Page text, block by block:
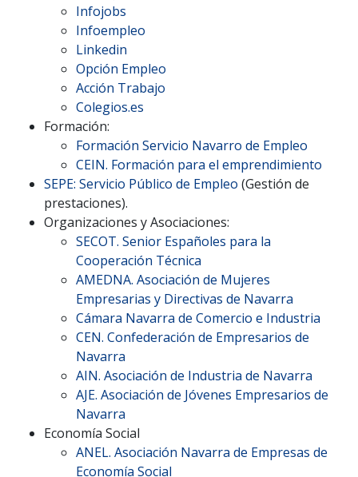
Infojobs
Infoempleo
Linkedin
Opción Empleo
Acción Trabajo
Colegios.es
Formación:
Formación Servicio Navarro de Empleo
CEIN. Formación para el emprendimiento
SEPE: Servicio Público de Empleo (Gestión de
prestaciones).
Organizaciones y Asociaciones:
SECOT. Senior Españoles para la
Cooperación Técnica
AMEDNA. Asociación de Mujeres
Empresarias y Directivas de Navarra
Cámara Navarra de Comercio e Industria
CEN. Confederación de Empresarios de
Navarra
AIN. Asociación de Industria de Navarra
AJE. Asociación de Jóvenes Empresarios de
Navarra
Economía Social
ANEL. Asociación Navarra de Empresas de
Economía Social